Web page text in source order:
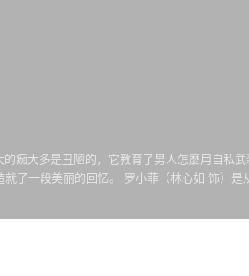
痂大多是丑陋的，它教育了男人怎麽用自私
了一段美丽的回忆。 罗小菲（林心如 饰）是
小赖（李李仁 饰）是名公务员，平时是辅育